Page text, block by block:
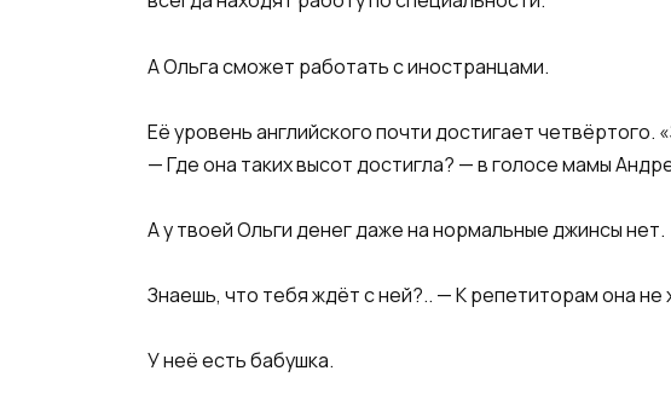
А Ольга сможет работать с иностранцами.
Её уровень английского почти достигает
— Где она таких высот достигла? — в голосе мамы
А у твоей Ольги денег даже на нормальные джинсы нет.
Знаешь, что тебя ждёт с ней?.. — К репетиторам она не
У неё есть бабушка.